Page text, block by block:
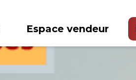
Espace vendeur